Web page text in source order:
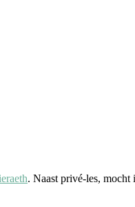
. Naast privé-les,